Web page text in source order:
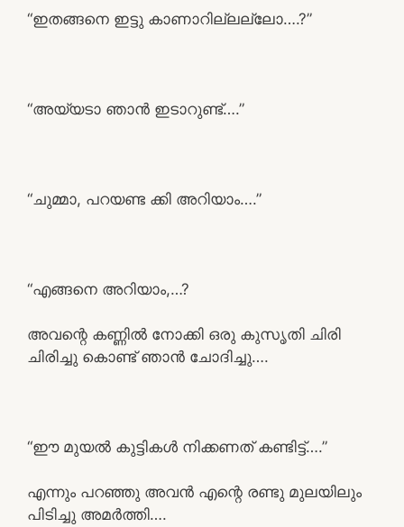
“ഇതങ്ങനെ ഇട്ടു കാണാറില്ലല്ലോ….?”
“അയ്യടാ ഞാൻ ഇടാറുണ്ട്….”
“ചുമ്മാ, പറയണ്ട ക്കി അറിയാം….”
“എങ്ങനെ അറിയാം,…?
അവന്റെ കണ്ണിൽ നോക്കി ഒരു കുസൃതി ചിരി
ചിരിച്ചു കൊണ്ട് ഞാൻ ചോദിച്ചു….
“ഈ മുയൽ കുട്ടികൾ നിക്കണത് കണ്ടിട്ട്….”
എന്നും പറഞ്ഞു അവൻ എന്റെ രണ്ടു മുലയിലും
പിടിച്ചു അമർത്തി….